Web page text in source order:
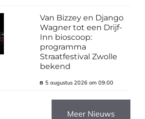
Van Bizzey en Django
Wagner tot een Drijf-
Inn bioscoop:
programma
Straatfestival Zwolle
bekend
5 augustus 2026 om 09:00
Meer Nieuws